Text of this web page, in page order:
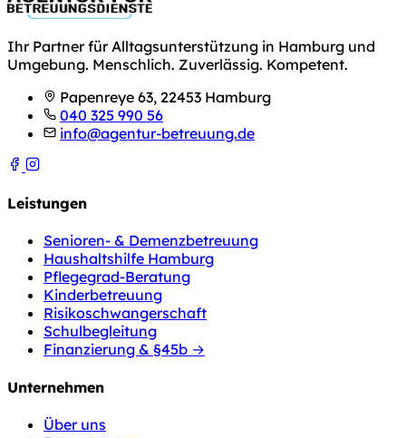
Ihr Partner für Alltagsunterstützung in Hamburg und
Umgebung. Menschlich. Zuverlässig. Kompetent.
Papenreye 63, 22453 Hamburg
040 325 990 56
info@agentur-betreuung.de
Leistungen
Senioren- & Demenzbetreuung
Haushaltshilfe Hamburg
Pflegegrad-Beratung
Kinderbetreuung
Risikoschwangerschaft
Schulbegleitung
Finanzierung & §45b →
Unternehmen
Über uns